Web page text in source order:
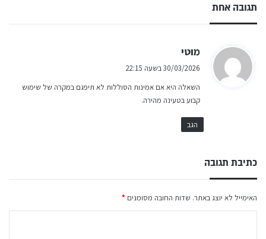
תגובה אחת
מוטי
ב
:
30/03/2026 בשעה 22:15
השאלה היא אם אמינות הסוללות לא תיפגם במקרה של שימוש
קבוע בטעינה מהירה.
הגב
כתיבת תגובה
האימייל לא יוצג באתר. שדות החובה מסומנים *